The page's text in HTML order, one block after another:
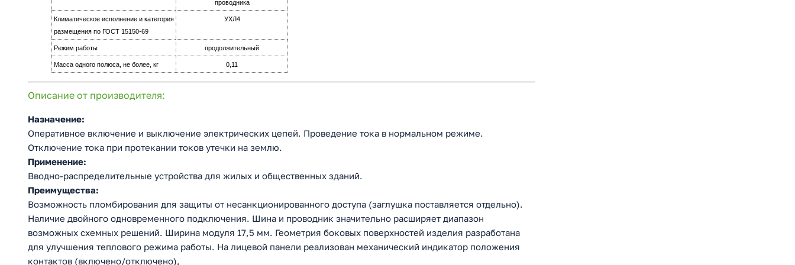
проводника
Климатическое исполнение и категория
размещения по ГОСТ 15150-69
УХЛ4
Режим работы продолжительный
Масса одного полюса, не более, кг 0,11
Описание от производителя:
Назначение:
Оперативное включение и выключение электрических цепей. Проведение тока в нормальном режиме.
Отключение тока при протекании токов утечки на землю.
Применение:
Вводно-распределительные устройства для жилых и общественных зданий.
Преимущества:
Возможность пломбирования для защиты от несанкционированного доступа (заглушка поставляется отдельно).
Наличие двойного одновременного подключения. Шина и проводник значительно расширяет диапазон
возможных схемных решений. Ширина модуля 17,5 мм. Геометрия боковых поверхностей изделия разработана
для улучшения теплового режима работы. На лицевой панели реализован механический индикатор положения
контактов (включено/отключено),